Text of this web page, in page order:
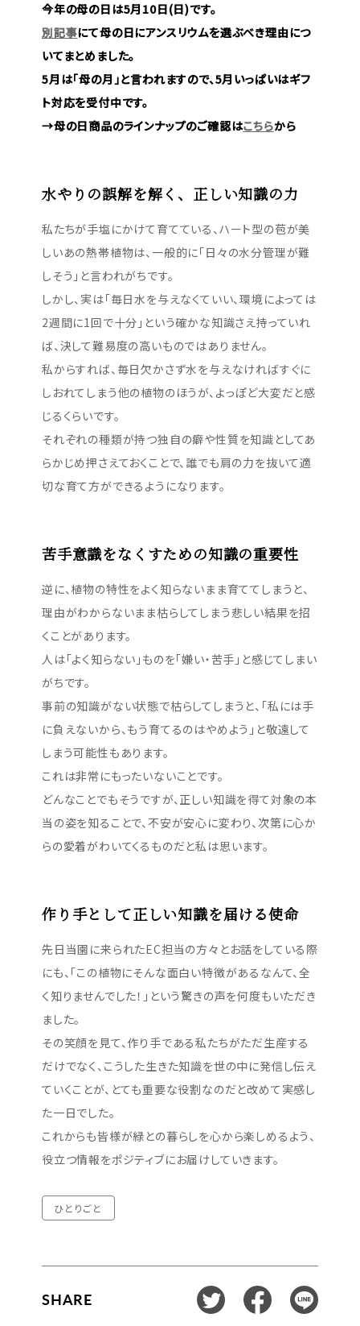
今年の母の日は5月10日(日)です。
別記事にて母の日にアンスリウムを選ぶべき理由につ
いてまとめました。
5月は｢母の月｣と言われますので、5月いっぱいはギフ
ト対応を受付中です。
→母の日商品のラインナップのご確認はこちらから
水やりの誤解を解く、正しい知識の力
私たちが手塩にかけて育てている、ハート型の苞が美
しいあの熱帯植物は、一般的に「日々の水分管理が難
しそう」と言われがちです。
しかし、実は「毎日水を与えなくていい、環境によっては
2週間に1回で十分」という確かな知識さえ持っていれ
ば、決して難易度の高いものではありません。
私からすれば、毎日欠かさず水を与えなければすぐに
しおれてしまう他の植物のほうが、よっぽど大変だと感
じるくらいです。
それぞれの種類が持つ独自の癖や性質を知識としてあ
らかじめ押さえておくことで、誰でも肩の力を抜いて適
切な育て方ができるようになります。
苦手意識をなくすための知識の重要性
逆に、植物の特性をよく知らないまま育ててしまうと、
理由がわからないまま枯らしてしまう悲しい結果を招
くことがあります。
人は「よく知らない」ものを「嫌い・苦手」と感じてしまい
がちです。
事前の知識がない状態で枯らしてしまうと、「私には手
に負えないから、もう育てるのはやめよう」と敬遠して
しまう可能性もあります。
これは非常にもったいないことです。
どんなことでもそうですが、正しい知識を得て対象の本
当の姿を知ることで、不安が安心に変わり、次第に心か
らの愛着がわいてくるものだと私は思います。
作り手として正しい知識を届ける使命
先日当園に来られたEC担当の方々とお話をしている際
にも、「この植物にそんな面白い特徴があるなんて、全
く知りませんでした！」という驚きの声を何度もいただき
ました。
その笑顔を見て、作り手である私たちがただ生産する
だけでなく、こうした生きた知識を世の中に発信し伝え
ていくことが、とても重要な役割なのだと改めて実感し
た一日でした。
これからも皆様が緑との暮らしを心から楽しめるよう、
役立つ情報をポジティブにお届けしていきます。
ひとりごと
SHARE